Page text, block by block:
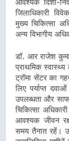
आवश्यक दिशा-
जिलाधिकारी
मुख्य चिकित्सा
अन्य विभागीय
डॉ. आर राजेश
प्राथमिक
ट्रॉमा सेंटर का
लिए पर्याप्त
उपलब्धता और
चिकित्सा
आवश्यक जीवन
समय तैनात रहें।